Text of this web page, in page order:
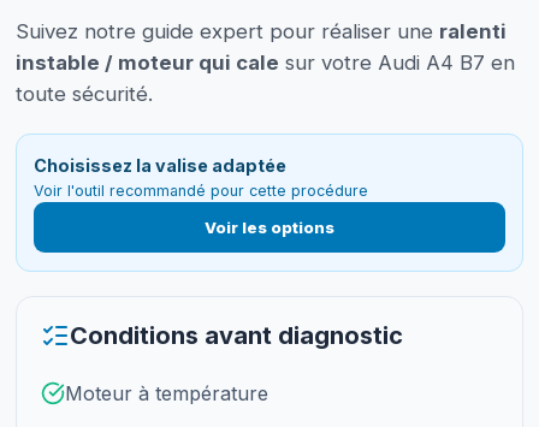
Suivez notre guide expert pour réaliser une ralenti
instable / moteur qui cale sur votre Audi A4 B7 en
toute sécurité.
Choisissez la valise adaptée
Voir l'outil recommandé pour cette procédure
Voir les options
Conditions avant diagnostic
Moteur à température